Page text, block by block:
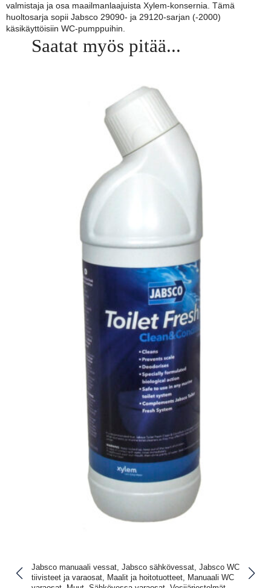
valmistaja ja osa maailmanlaajuista Xylem-konsernia. Tämä
huoltosarja sopii Jabsco 29090- ja 29120-sarjan (-2000)
käsikäyttöisiin WC-pumppuihin.
Saatat myös pitää...
Jabsco manuaali vessat, Jabsco sähkövessat, Jabsco WC
tiivisteet ja varaosat, Maalit ja hoitotuotteet, Manuaali WC